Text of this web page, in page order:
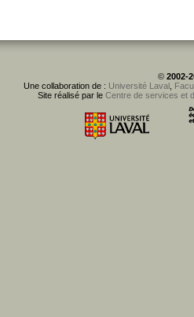
© 2002-
Une collaboration de : Université Laval,
Site réalisé par le Centre de services et